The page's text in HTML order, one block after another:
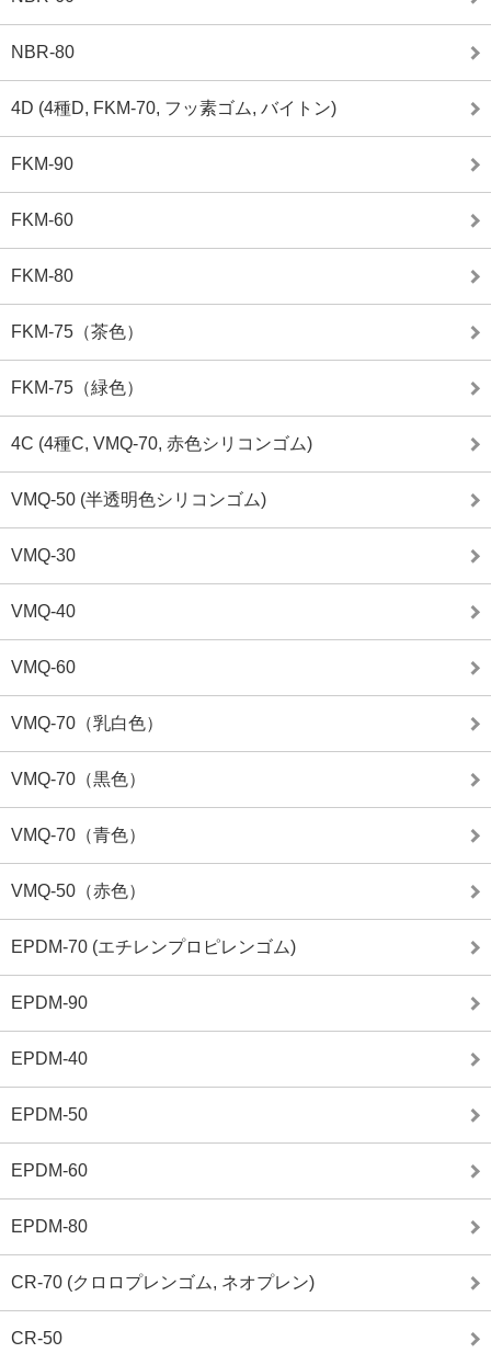
NBR-80
4D (4種D, FKM-70, フッ素ゴム, バイトン)
FKM-90
FKM-60
FKM-80
FKM-75（茶色）
FKM-75（緑色）
4C (4種C, VMQ-70, 赤色シリコンゴム)
VMQ-50 (半透明色シリコンゴム)
VMQ-30
VMQ-40
VMQ-60
VMQ-70（乳白色）
VMQ-70（黒色）
VMQ-70（青色）
VMQ-50（赤色）
EPDM-70 (エチレンプロピレンゴム)
EPDM-90
EPDM-40
EPDM-50
EPDM-60
EPDM-80
CR-70 (クロロプレンゴム, ネオプレン)
CR-50